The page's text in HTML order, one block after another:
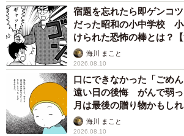
ですが、液体が混ざったり漏れたりせ
せるのは想像以上に難しいのです」
「古代の知恵と現代技術の融合が面白い
ともかく、再現への挑戦自体が素晴らし
「蕎麦つゆと蕎麦湯を注ぎ分けられる
など、数々の驚きの声が寄せられた今
宿題を忘れたら即ゲンコ
だった昭和の小中学校
けられた恐怖の棒とは？【
海川 まこと
2026.08.10
口にできなかった「ごめ
遠い日の後悔 がんで弱っ
月は最後の贈り物かもしれ
海川 まこと
2026.08.10